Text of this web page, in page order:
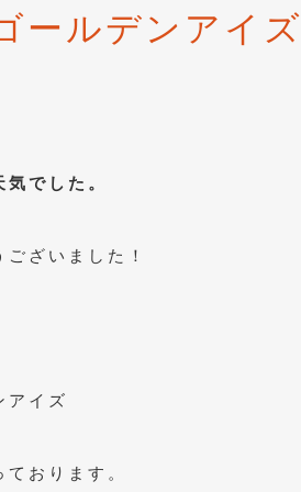
ールデンアイズ
でした。
ざいました！
イズ
おります。